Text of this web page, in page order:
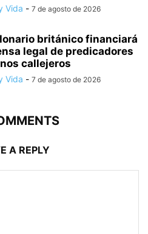
Vida - 7 de agosto de 2026
británico financiará
legal de predicadores
callejeros
Vida - 7 de agosto de 2026
A REPLY